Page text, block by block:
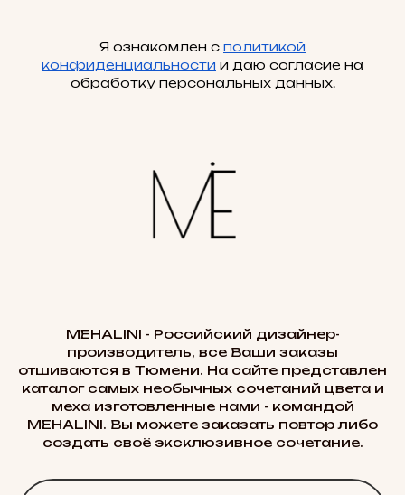
Я ознакомлен с политикой
конфиденциальности и даю согласие на
обработку персональных данных.
MEHALINI - Российский дизайнер-
производитель, все Ваши заказы
отшиваются в Тюмени. На сайте представлен
каталог самых необычных сочетаний цвета и
меха изготовленные нами - командой
MEHALINI. Вы можете заказать повтор либо
создать своё эксклюзивное сочетание.